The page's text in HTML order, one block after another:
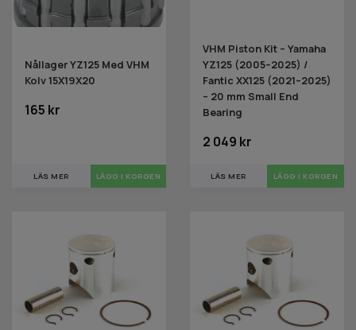
Nållager YZ125 Med VHM
Kolv 15X19X20
165 kr
LÄS MER
VHM Piston Kit – Yamaha
YZ125 (2005–2025) /
Fantic XX125 (2021–2025)
– 20 mm Small End
Bearing
2 049 kr
LÄS MER LÄGG I KORGEN